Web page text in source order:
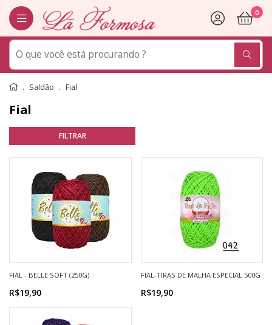
0
Saldão Fial
Fial
FIAL - BELLE SOFT (250G)
R$19,90
FIAL-TIRAS DE MALHA ESPECIAL 500G
R$19,90